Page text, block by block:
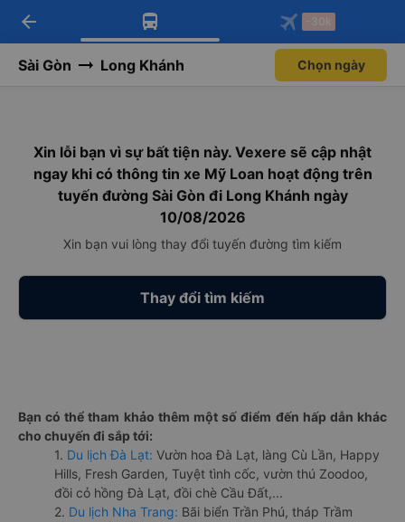
Tải app Vexere ngay!
Nhận ưu đãi thành viên độc
Mở app
Tải app Vexere
-30k/ghế khi đặt vé máy bay qua
Mở app
arrow_back -30k
Sài Gòn Long Khánh Chọn ngày
Xin lỗi bạn vì sự bất tiện này. Vexere sẽ cập nhật
ngay khi có thông tin xe Mỹ Loan hoạt động trên
tuyến đường Sài Gòn đi Long Khánh ngày
10/08/2026
Xin bạn vui lòng thay đổi tuyến đường tìm kiếm
Thay đổi tìm kiếm
Bạn có thể tham khảo thêm một số điểm đến hấp dẫn khác
cho chuyến đi sắp tới:
1. Du lịch Đà Lạt: Vườn hoa Đà Lạt, làng Cù Lần, Happy
Hills, Fresh Garden, Tuyệt tình cốc, vườn thú Zoodoo,
đồi cỏ hồng Đà Lạt, đồi chè Cầu Đất,...
2. Du lịch Nha Trang: Bãi biển Trần Phú, tháp Trầm